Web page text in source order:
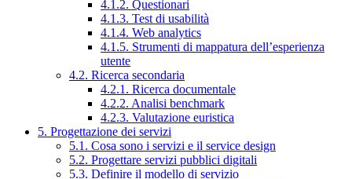
4.1.2. Questionari
4.1.3. Test di usabilità
4.1.4. Web analytics
4.1.5. Strumenti di mappatura dell’esperienza
utente
4.2. Ricerca secondaria
4.2.1. Ricerca documentale
4.2.2. Analisi benchmark
4.2.3. Valutazione euristica
5. Progettazione dei servizi
5.1. Cosa sono i servizi e il service design
5.2. Progettare servizi pubblici digitali
5.3. Definire il modello di servizio